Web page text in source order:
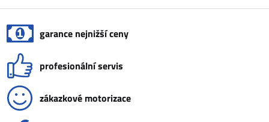
garance nejnižší ceny
profesionální servis
zákazkové motorizace